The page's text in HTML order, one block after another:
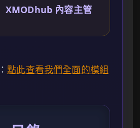
XMODhub 內容主管
點此查看我們全面的模組